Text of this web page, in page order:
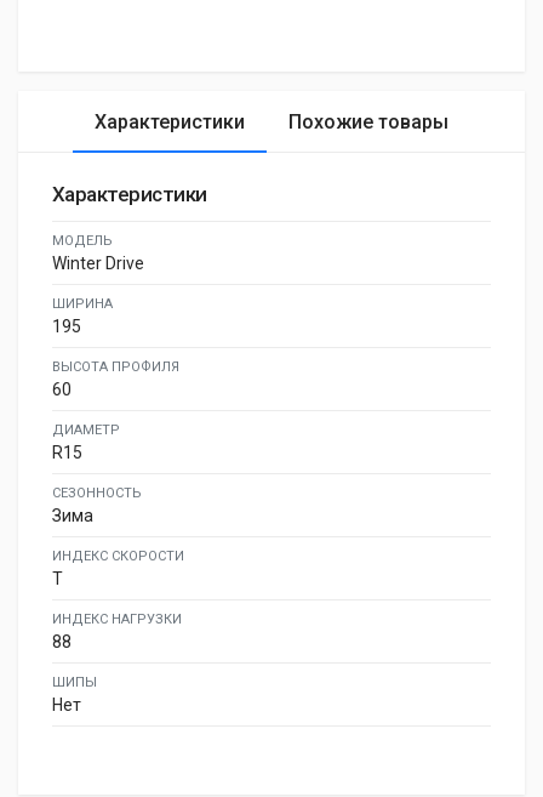
Характеристики Похожие товары
Характеристики
МОДЕЛЬ
Winter Drive
ШИРИНА
195
ВЫСОТА ПРОФИЛЯ
60
ДИАМЕТР
R15
СЕЗОННОСТЬ
Зима
ИНДЕКС СКОРОСТИ
T
ИНДЕКС НАГРУЗКИ
88
ШИПЫ
Нет